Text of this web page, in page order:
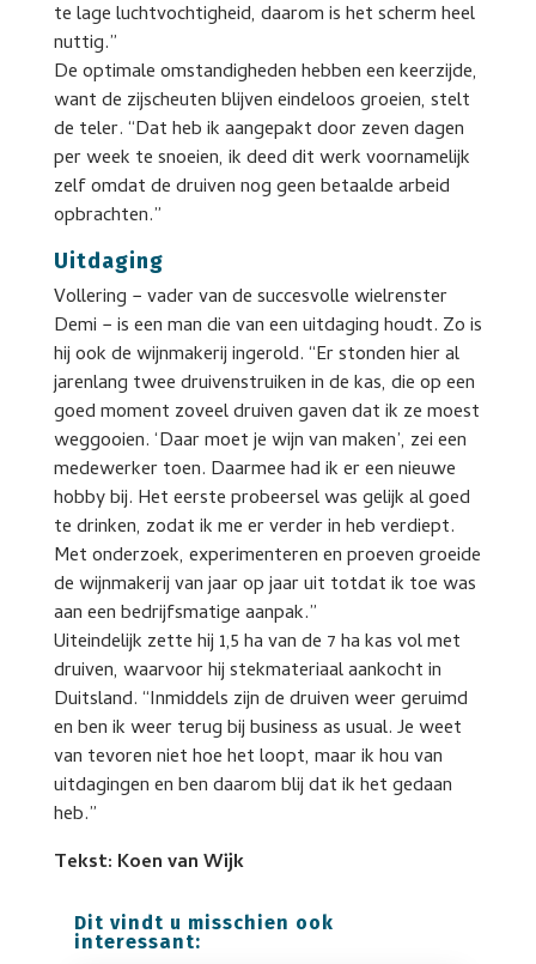
te lage luchtvochtigheid, daarom is het scherm heel
nuttig.”
De optimale omstandigheden hebben een keerzijde,
want de zijscheuten blijven eindeloos groeien, stelt
de teler. “Dat heb ik aangepakt door zeven dagen
per week te snoeien, ik deed dit werk voornamelijk
zelf omdat de druiven nog geen betaalde arbeid
opbrachten.”
Uitdaging
Vollering − vader van de succesvolle wielrenster
Demi − is een man die van een uitdaging houdt. Zo is
hij ook de wijnmakerij ingerold. “Er stonden hier al
jarenlang twee druivenstruiken in de kas, die op een
goed moment zoveel druiven gaven dat ik ze moest
weggooien. ‘Daar moet je wijn van maken’, zei een
medewerker toen. Daarmee had ik er een nieuwe
hobby bij. Het eerste probeersel was gelijk al goed
te drinken, zodat ik me er verder in heb verdiept.
Met onderzoek, experimenteren en proeven groeide
de wijnmakerij van jaar op jaar uit totdat ik toe was
aan een bedrijfsmatige aanpak.”
Uiteindelijk zette hij 1,5 ha van de 7 ha kas vol met
druiven, waarvoor hij stekmateriaal aankocht in
Duitsland. “Inmiddels zijn de druiven weer geruimd
en ben ik weer terug bij business as usual. Je weet
van tevoren niet hoe het loopt, maar ik hou van
uitdagingen en ben daarom blij dat ik het gedaan
heb.”
Tekst: Koen van Wijk
Dit vindt u misschien ook
interessant: